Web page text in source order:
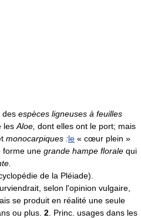
des espèces ligneuses à feuilles
les Aloe, dont elles ont le port; mais
monocarpiques :le « cœur plein »
forme une grande hampe florale qui
de la Pléiade).
selon l'opinion vulgaire,
se produit en réalité une seule
ou plus. 2 . Princ. usages dans les